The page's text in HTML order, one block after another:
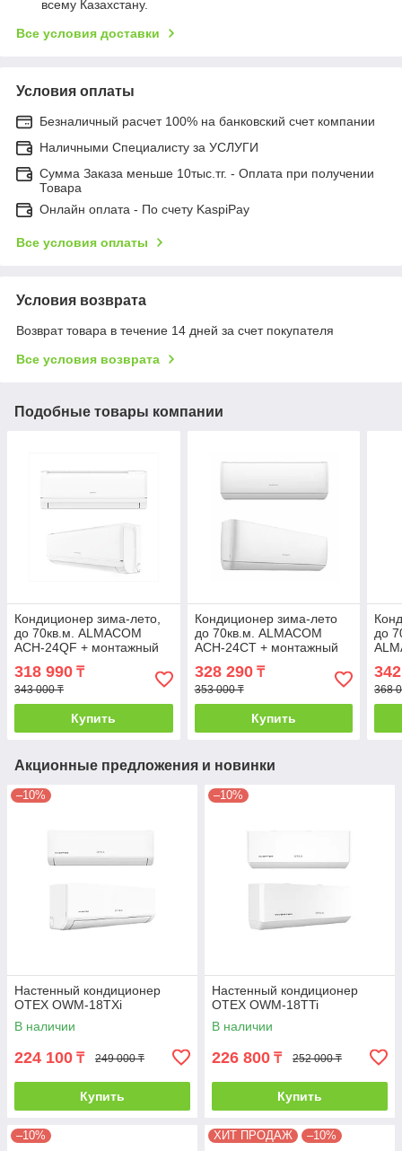
всему Казахстану.
Все условия доставки
Условия оплаты
Безналичный расчет 100% на банковский счет компании
Наличными Специалисту за УСЛУГИ
Сумма Заказа меньше 10тыс.тг. - Оплата при получении
Товара
Онлайн оплата - По счету KaspiPay
Все условия оплаты
Условия возврата
Возврат товара в течение 14 дней за счет покупателя
Все условия возврата
Подобные товары компании
Кондиционер зима-лето,
до 70кв.м. ALMACOM
ACH-24QF + монтажный
318 990 ₸
343 000 ₸
Купить
Кондиционер зима-лето
до 70кв.м. ALMACOM
ACH-24CT + монтажный
комплект 3м
328 290₸
353 000 ₸
Купить
до
368
Акционные предложения и новинки
–10%
Настенный кондиционер
OTEX OWM-18TXi
В наличии
224 100 ₸ 249 000 ₸
Купить
–10%
Настенный кондиционер
OTEX OWM-18TTi
В наличии
226 800 ₸ 252 000 ₸
Купить
–10% ХИТ ПРОДАЖ –10%